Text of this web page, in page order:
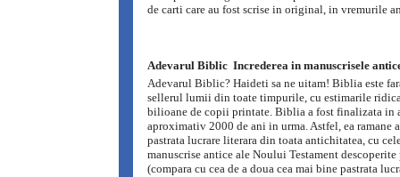
de carti care au fost scrise in original, in vremurile
Adevarul Biblic  Increderea in manuscrisele
Adevarul Biblic? Haideti sa ne uitam! Biblia este
sellerul lumii din toate timpurile, cu estimarile
bilioane de copii printate. Biblia a fost finalizata in
aproximativ 2000 de ani in urma. Astfel, ea ramane
pastrata lucrare literara din toata antichitatea, cu
manuscrise antice ale Noului Testament descoperite
(compara cu cea de a doua cea mai bine pastrata